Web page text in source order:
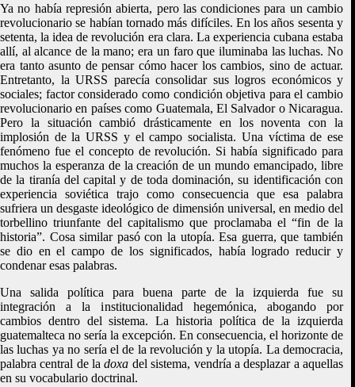
Ya no había represión abierta, pero las condiciones para un cambio
revolucionario se habían tornado más difíciles. En los años sesenta y
setenta, la idea de revolución era clara. La experiencia cubana estaba
allí, al alcance de la mano; era un faro que iluminaba las luchas. No
era tanto asunto de pensar cómo hacer los cambios, sino de actuar.
Entretanto, la URSS parecía consolidar sus logros económicos y
sociales; factor considerado como condición objetiva para el cambio
revolucionario en países como Guatemala, El Salvador o Nicaragua.
Pero la situación cambió drásticamente en los noventa con la
implosión de la URSS y el campo socialista. Una víctima de ese
fenómeno fue el concepto de revolución. Si había significado para
muchos la esperanza de la creación de un mundo emancipado, libre
de la tiranía del capital y de toda dominación, su identificación con
experiencia soviética trajo como consecuencia que esa palabra
sufriera un desgaste ideológico de dimensión universal, en medio del
torbellino triunfante del capitalismo que proclamaba el “fin de la
historia”. Cosa similar pasó con la utopía. Esa guerra, que también
se dio en el campo de los significados, había logrado reducir y
condenar esas palabras.
Una salida política para buena parte de la izquierda fue su
integración a la institucionalidad hegemónica, abogando por
cambios dentro del sistema. La historia política de la izquierda
guatemalteca no sería la excepción. En consecuencia, el horizonte de
las luchas ya no sería el de la revolución y la utopía. La democracia,
palabra central de ladoxa del sistema, vendría a desplazar a aquellas
en su vocabulario doctrinal.